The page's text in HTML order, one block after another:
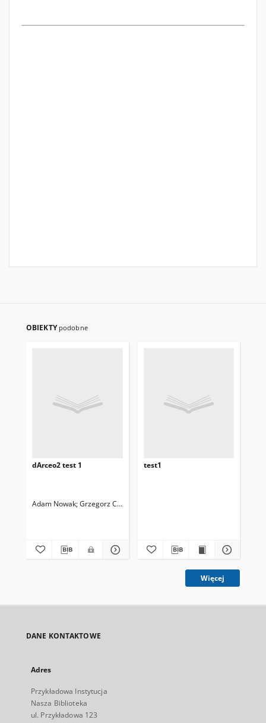
OBIEKTY podobne
dArceo2 test 1
Adam Nowak Grzegorz Cytawa
test1
Więcej
DANE KONTAKTOWE
Adres
Przykładowa Instytucja
Nasza Biblioteka
ul. Przykładowa 123